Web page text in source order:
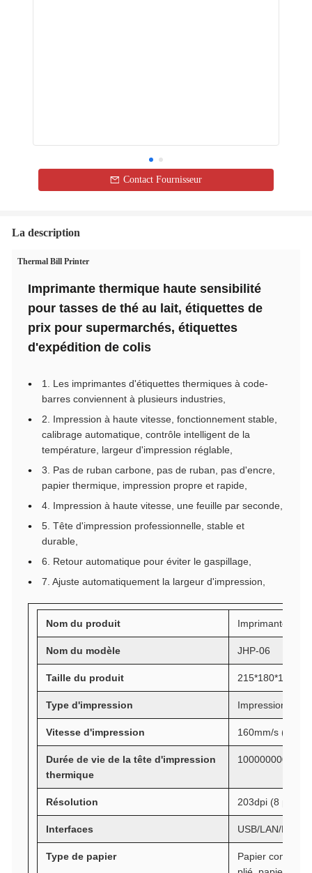
Contact Fournisseur
La description
Thermal Bill Printer
Imprimante thermique haute sensibilité
pour tasses de thé au lait, étiquettes de
prix pour supermarchés, étiquettes
d'expédition de colis
1. Les imprimantes d'étiquettes thermiques à code-
barres conviennent à plusieurs industries,
2. Impression à haute vitesse, fonctionnement stable,
calibrage automatique, contrôle intelligent de la
température, largeur d'impression réglable,
3. Pas de ruban carbone, pas de ruban, pas d'encre,
papier thermique, impression propre et rapide,
4. Impression à haute vitesse, une feuille par seconde,
5. Tête d'impression professionnelle, stable et
durable,
6. Retour automatique pour éviter le gaspillage,
7. Ajuste automatiquement la largeur d'impression,
Nom du produit Imprimante
Nom du modèle JHP-06
Taille du produit 215*180*120mm
Type d'impression Impression
Vitesse d'impression 160mm/s (MAX)
Durée de vie de la tête d'impression
thermique
100000000
Résolution 203dpi (8
Interfaces USB/LAN/
Type de papier
Papier continu,